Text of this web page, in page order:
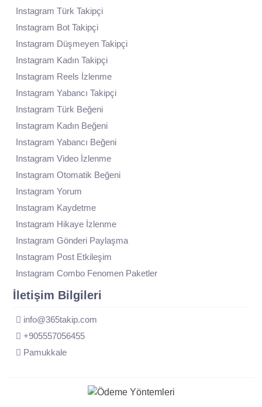
Instagram Türk Takipçi
Instagram Bot Takipçi
Instagram Düşmeyen Takipçi
Instagram Kadın Takipçi
Instagram Reels İzlenme
Instagram Yabancı Takipçi
Instagram Türk Beğeni
Instagram Kadın Beğeni
Instagram Yabancı Beğeni
Instagram Video İzlenme
Instagram Otomatik Beğeni
Instagram Yorum
Instagram Kaydetme
Instagram Hikaye İzlenme
Instagram Gönderi Paylaşma
Instagram Post Etkileşim
Instagram Combo Fenomen Paketler
İletişim Bilgileri
info@365takip.com
+905557056455
Pamukkale